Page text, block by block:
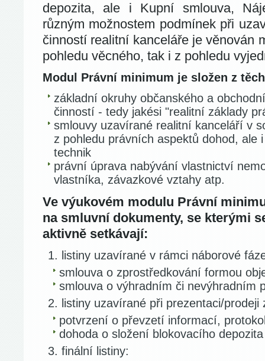
depozita, ale i Kupní smlouva,
různým možnostem podmínek při
činností realitní kanceláře je věnován
pohledu věcného, tak i z pohledu
Modul Právní minimum je složen z
základní okruhy občanského a
činností - tedy jakési "realitní základy
smlouvy uzavírané realitní kanceláří v
z pohledu právních aspektů dohod, ale
technik
právní úprava nabývání vlastnictví
vlastníka, závazkové vztahy atp.
Ve výukovém modulu Právní
na smluvní dokumenty, se kterými
aktivně setkávají:
listiny uzavírané v rámci náborové
smlouva o zprostředkování formou
smlouva o výhradním či nevýhradním
listiny uzavírané při prezentaci/prodeji
potvrzení o převzetí informací,
dohoda o složení blokovacího depozita
finální listiny: